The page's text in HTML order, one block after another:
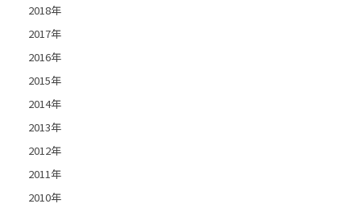
2018年
2017年
2016年
2015年
2014年
2013年
2012年
2011年
2010年